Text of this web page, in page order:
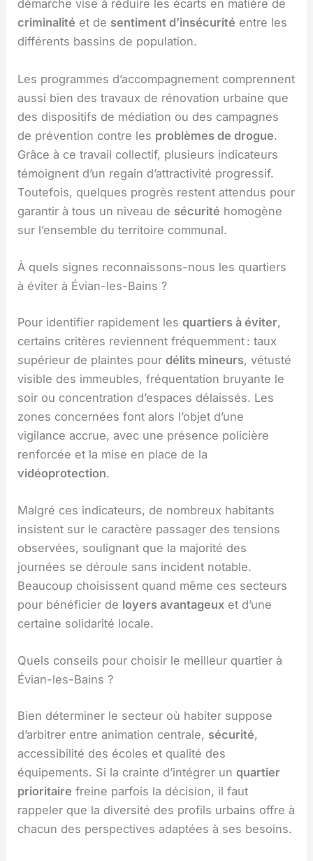
démarche vise à réduire les écarts en matière de
criminalité et de sentiment d’insécurité entre les
différents bassins de population.
Les programmes d’accompagnement comprennent
aussi bien des travaux de rénovation urbaine que
des dispositifs de médiation ou des campagnes
de prévention contre les problèmes de drogue.
Grâce à ce travail collectif, plusieurs indicateurs
témoignent d’un regain d’attractivité progressif.
Toutefois, quelques progrès restent attendus pour
garantir à tous un niveau de sécurité homogène
sur l’ensemble du territoire communal.
À quels signes reconnaissons-nous les quartiers
à éviter à Évian-les-Bains ?
Pour identifier rapidement lesquartiers à éviter,
certains critères reviennent fréquemment : taux
supérieur de plaintes pourdélits mineurs, vétusté
visible des immeubles, fréquentation bruyante le
soir ou concentration d’espaces délaissés. Les
zones concernées font alors l’objet d’une
vigilance accrue, avec une présence policière
renforcée et la mise en place de la
vidéoprotection.
Malgré ces indicateurs, de nombreux habitants
insistent sur le caractère passager des tensions
observées, soulignant que la majorité des
journées se déroule sans incident notable.
Beaucoup choisissent quand même ces secteurs
pour bénéficier de loyers avantageux et d’une
certaine solidarité locale.
Quels conseils pour choisir le meilleur quartier à
Évian-les-Bains ?
Bien déterminer le secteur où habiter suppose
d’arbitrer entre animation centrale, sécurité,
accessibilité des écoles et qualité des
équipements. Si la crainte d’intégrer unquartier
prioritaire freine parfois la décision, il faut
rappeler que la diversité des profils urbains offre à
chacun des perspectives adaptées à ses besoins.